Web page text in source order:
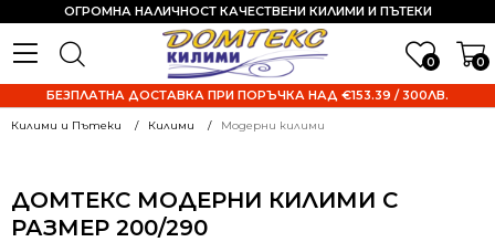
0 0
ОГРОМНА НАЛИЧНОСТ КАЧЕСТВЕНИ КИЛИМИ И ПЪТЕКИ
БЕЗПЛАТНА ДОСТАВКА ПРИ ПОРЪЧКА НАД €153.39 / 300ЛВ.
Килими и Пътеки Килими Модерни килими
ДОМТЕКС МОДЕРНИ КИЛИМИ С
РАЗМЕР 200/290